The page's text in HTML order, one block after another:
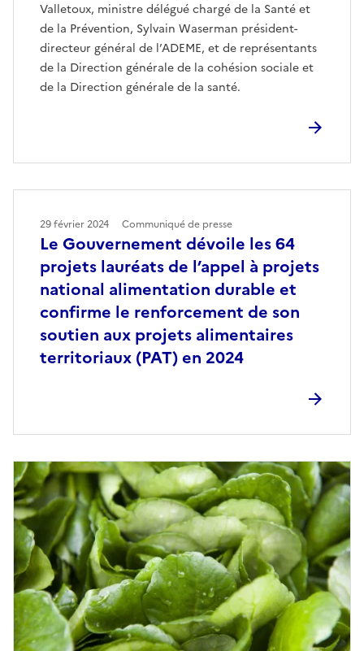
Valletoux, ministre délégué chargé de la Santé et
de la Prévention, Sylvain Waserman président-
directeur général de l’ADEME, et de représentants
de la Direction générale de la cohésion sociale et
de la Direction générale de la santé.
Le Gouvernement dévoile les 64
projets lauréats de l’appel à projets
national alimentation durable et
confirme le renforcement de son
soutien aux projets alimentaires
territoriaux (PAT) en 2024
29 février 2024 Communiqué de presse